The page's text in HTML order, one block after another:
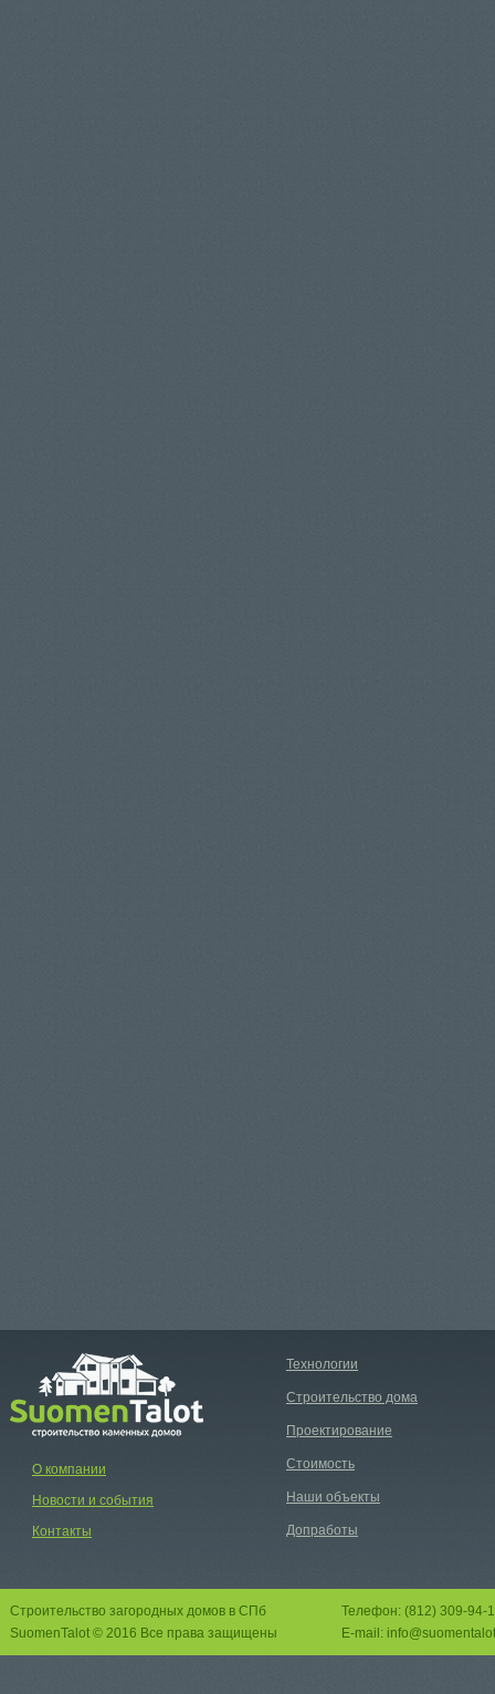
О компании
Новости и события
Контакты
Технологии
Строительство дома
Проектирование
Стоимость
Наши объекты
Допработы
Строительство загородных домов в СПб
SuomenTalot © 2016 Все права защищены
Телефон: (812) 309-94-
E-mail: